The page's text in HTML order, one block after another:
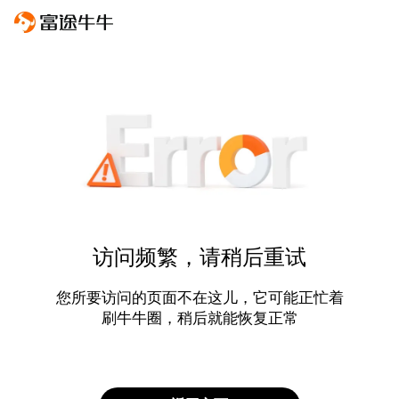
访问频繁，请稍后重试
您所要访问的页面不在这儿，它可能正忙着
刷牛牛圈，稍后就能恢复正常